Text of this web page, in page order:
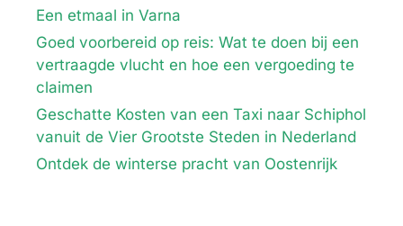
Een etmaal in Varna
Goed voorbereid op reis: Wat te doen bij een
vertraagde vlucht en hoe een vergoeding te
claimen
Geschatte Kosten van een Taxi naar Schiphol
vanuit de Vier Grootste Steden in Nederland
Ontdek de winterse pracht van Oostenrijk